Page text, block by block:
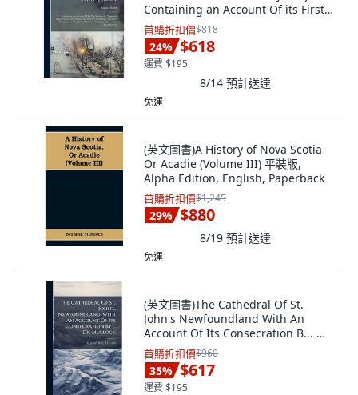
Containing an Account Of its First...
平裝版, Legare Street Press, 英文
首購折扣價$818
24% $618
運費 $195
8/14 預計送達
免運
(英文圖書)A History of Nova Scotia
Or Acadie (Volume III) 平裝版,
Alpha Edition, English, Paperback
首購折扣價$1,245
29% $880
8/19 預計送達
免運
(英文圖書)The Cathedral Of St.
John's Newfoundland With An
Account Of Its Consecration B... 精
裝版, Hutson Street Press, 英文
首購折扣價$960
35% $617
運費 $195